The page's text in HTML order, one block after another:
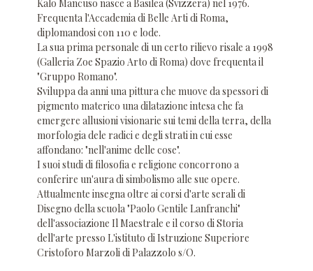
Kalo Mancuso nasce a Basilea (Svizzera) nel 1976.
Frequenta l'Accademia di Belle Arti di Roma,
diplomandosi con 110 e lode.
La sua prima personale di un certo rilievo risale a 1998
(Galleria Zoe Spazio Arto di Roma) dove frequenta il
"Gruppo Romano".
Sviluppa da anni una pittura che muove da spessori di
pigmento materico una dilatazione intesa che fa
emergere allusioni visionarie sui temi della terra, della
morfologia dele radici e degli strati in cui esse
affondano: "nell'anime delle cose".
I suoi studi di filosofia e religione concorrono a
conferire un'aura di simbolismo alle sue opere.
Attualmente insegna oltre ai corsi d'arte serali di
Disegno della scuola "Paolo Gentile Lanfranchi"
dell'associazione Il Maestrale e il corso di Storia
dell'arte presso L'istituto di Istruzione Superiore
Cristoforo Marzoli di Palazzolo s/O.